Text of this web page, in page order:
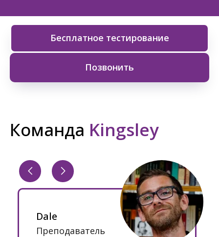
Бесплатное тестирование
Позвонить
Команда Kingsley
Dale
Преподаватель